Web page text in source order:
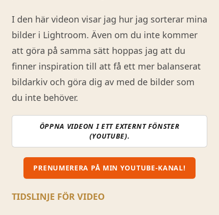
I den här videon visar jag hur jag sorterar mina
bilder i Lightroom. Även om du inte kommer
att göra på samma sätt hoppas jag att du
finner inspiration till att få ett mer balanserat
bildarkiv och göra dig av med de bilder som
du inte behöver.
ÖPPNA VIDEON I ETT EXTERNT FÖNSTER
(YOUTUBE).
PRENUMERERA PÅ MIN YOUTUBE-KANAL!
TIDSLINJE FÖR VIDEO